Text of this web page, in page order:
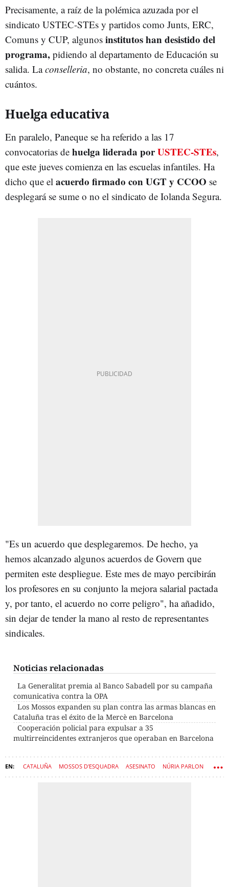
Precisamente, a raíz de la polémica azuzada por el
sindicato USTEC-STEs y partidos como Junts, ERC,
Comuns y CUP, algunos institutos han desistido del
programa, pidiendo al departamento de Educación su
salida. Laconselleria, no obstante, no concreta cuáles ni
cuántos.
Huelga educativa
En paralelo, Paneque se ha referido a las 17
convocatorias de huelga liderada porUSTEC-STEs,
que este jueves comienza en las escuelas infantiles. Ha
dicho que el acuerdo firmado con UGT y CCOO se
desplegará se sume o no el sindicato de Iolanda Segura.
"Es un acuerdo que desplegaremos. De hecho, ya
hemos alcanzado algunos acuerdos de Govern que
permiten este despliegue. Este mes de mayo percibirán
los profesores en su conjunto la mejora salarial pactada
y, por tanto, el acuerdo no corre peligro", ha añadido,
sin dejar de tender la mano al resto de representantes
sindicales.
Noticias relacionadas
La Generalitat premia al Banco Sabadell por su campaña
comunicativa contra la OPA
Los Mossos expanden su plan contra las armas blancas en
Cataluña tras el éxito de la Mercè en Barcelona
Cooperación policial para expulsar a 35
multirreincidentes extranjeros que operaban en Barcelona
CATALUÑA MOSSOS D'ESQUADRA ASESINATO NÚRIA PARLON